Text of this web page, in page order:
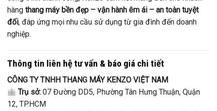
hàng thang máy bền đẹp – vận hành êm ái – an toàn tuyệt
đối, đáp ứng mọi nhu cầu sử dụng từ gia đình đến doanh
nghiệp.
Thông tin liên hệ tư vấn & báo giá chi tiết
CÔNG TY TNHH THANG MÁY KENZO VIỆT NAM
Trụ sở: 07 Đường DD5, Phường Tân Hưng Thuận, Quận
12, TP.HCM